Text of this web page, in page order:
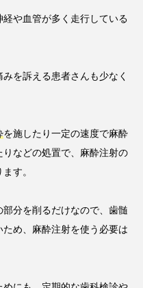
や血管が多く走行している
を訴える患者さんも少なく
を施したり一定の速度で麻酔
りなどの処置で、麻酔注射の
す。
分を削るだけなので、歯髄
め、麻酔注射を使う必要は